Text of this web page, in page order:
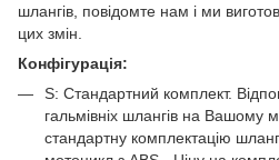
шлангів, повідомте нам і ми
цих змін.
Конфігурація:
S: Стандартний комплект.
гальмівніх шлангів на Вашому
стандартну комплектацію